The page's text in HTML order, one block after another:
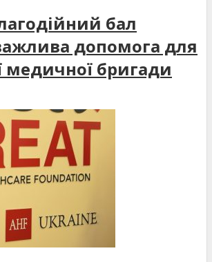
бал
допомога для
медичної бригади